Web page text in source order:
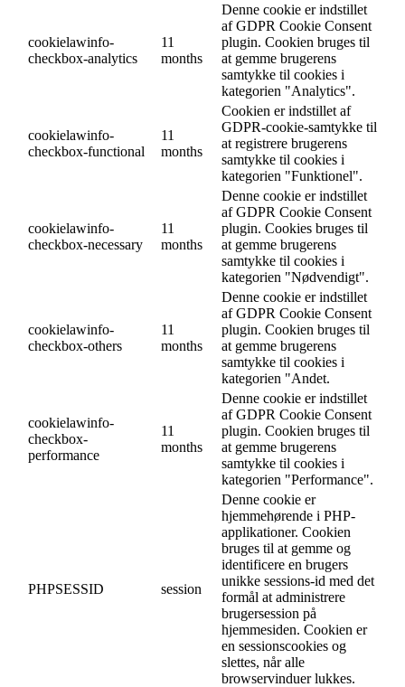
cookielawinfo-
checkbox-analytics
11
months
Denne cookie er indstillet
af GDPR Cookie Consent
plugin. Cookien bruges til
at gemme brugerens
samtykke til cookies i
kategorien "Analytics".
cookielawinfo-
checkbox-functional
11
months
Cookien er indstillet af
GDPR-cookie-samtykke til
at registrere brugerens
samtykke til cookies i
kategorien "Funktionel".
cookielawinfo-
checkbox-necessary
11
months
Denne cookie er indstillet
af GDPR Cookie Consent
plugin. Cookies bruges til
at gemme brugerens
samtykke til cookies i
kategorien "Nødvendigt".
cookielawinfo-
checkbox-others
11
months
Denne cookie er indstillet
af GDPR Cookie Consent
plugin. Cookien bruges til
at gemme brugerens
samtykke til cookies i
kategorien "Andet.
cookielawinfo-
checkbox-
performance
11
months
Denne cookie er indstillet
af GDPR Cookie Consent
plugin. Cookien bruges til
at gemme brugerens
samtykke til cookies i
kategorien "Performance".
PHPSESSID session
Denne cookie er
hjemmehørende i PHP-
applikationer. Cookien
bruges til at gemme og
identificere en brugers
unikke sessions-id med det
formål at administrere
brugersession på
hjemmesiden. Cookien er
en sessionscookies og
slettes, når alle
browservinduer lukkes.